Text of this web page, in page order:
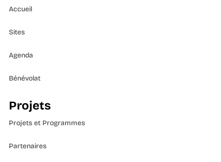
Accueil
Sites
Agenda
Bénévolat
Projets
Projets et Programmes
Partenaires